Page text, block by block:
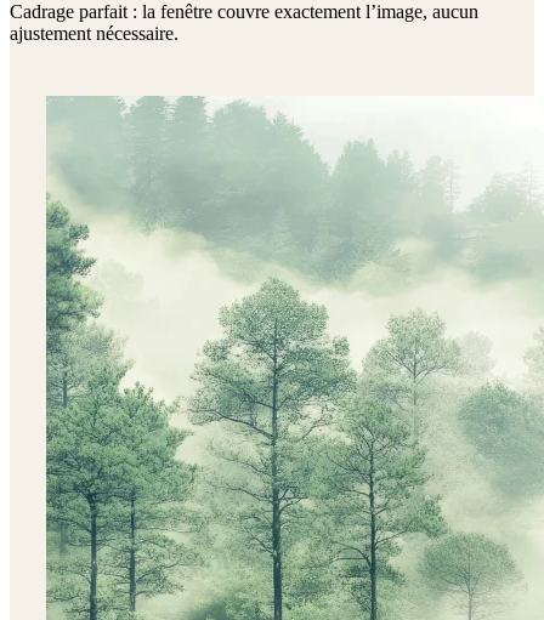
Cadrage parfait : la fenêtre couvre exactement l’image, aucun
ajustement nécessaire.